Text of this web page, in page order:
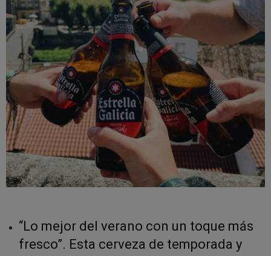
“Lo mejor del verano con un toque más
fresco”. Esta cerveza de temporada y